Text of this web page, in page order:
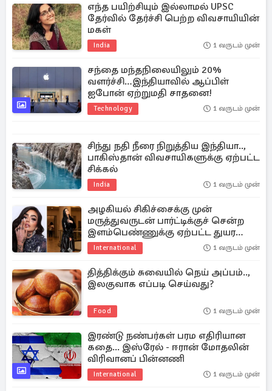
எந்த பயிற்சியும் இல்லாமல் UPSC
தேர்வில் தேர்ச்சி பெற்ற விவசாயியின்
மகள்
India 1 வருடம் முன்
சந்தை மந்தநிலையிலும் 20%
வளர்ச்சி…இந்தியாவில் ஆப்பிள்
ஐபோன் ஏற்றுமதி சாதனை!
Technology 1 வருடம் முன்
சிந்து நதி நீரை நிறுத்திய இந்தியா..,
பாகிஸ்தான் விவசாயிகளுக்கு ஏற்பட்ட
சிக்கல்
India 1 வருடம் முன்
அழகியல் சிகிச்சைக்கு முன்
மருத்துவருடன் பார்ட்டிக்குச் சென்ற
இளம்பெண்ணுக்கு ஏற்பட்ட துயர
முடிவு
International 1 வருடம் முன்
தித்திக்கும் சுவையில் நெய் அப்பம்..,
இலகுவாக எப்படி செய்வது?
Food 1 வருடம் முன்
இரண்டு நண்பர்கள் பரம எதிரியான
கதை... இஸ்ரேல் - ஈரான் மோதலின்
விரிவானப் பின்னணி
International 1 வருடம் முன்